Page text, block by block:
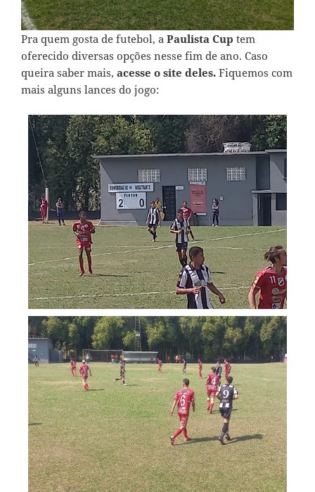
Pra quem gosta de futebol, a Paulista Cup tem
oferecido diversas opções nesse fim de ano. Caso
queira saber mais, acesse o site deles. Fiquemos com
mais alguns lances do jogo: